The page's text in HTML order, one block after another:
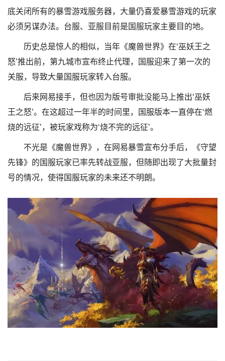
底关闭所有的暴雪游戏服务器，大量仍喜爱暴雪游戏的玩家
必须另谋办法。台服、亚服目前是国服玩家主要目的地。
历史总是惊人的相似，当年《魔兽世界》在‘巫妖王之
怒’推出前，第九城市宣布终止代理，国服迎来了第一次的
关服，导致大量国服玩家转入台服。
后来网易接手，但也因为版号审批没能马上推出‘巫妖
王之怒’。在这超过一年半的时间里，国服版本一直停在‘燃
烧的远征’，被玩家戏称为‘烧不完的远征’。
不光是《魔兽世界》，在网易暴雪宣布分手后，《守望
先锋》的国服玩家已率先转战亚服，但随即出现了大批量封
号的情况，使得国服玩家的未来还不明朗。